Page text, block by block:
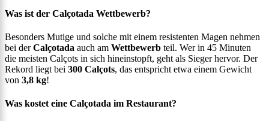
Was ist der Calçotada Wettbewerb?
Besonders Mutige und solche mit einem resistenten Magen nehmen
bei derCalçotada auch am Wettbewerb teil. Wer in 45 Minuten
die meisten Calçots in sich hineinstopft, geht als Sieger hervor. Der
Rekord liegt bei 300 Calçots, das entspricht etwa einem Gewicht
von 3,8 kg!
Was kostet eine Calçotada im Restaurant?